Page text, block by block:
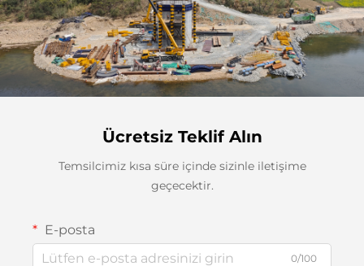
Ücretsiz Teklif Alın
Temsilcimiz kısa süre içinde sizinle iletişime
geçecektir.
E-posta
0/100